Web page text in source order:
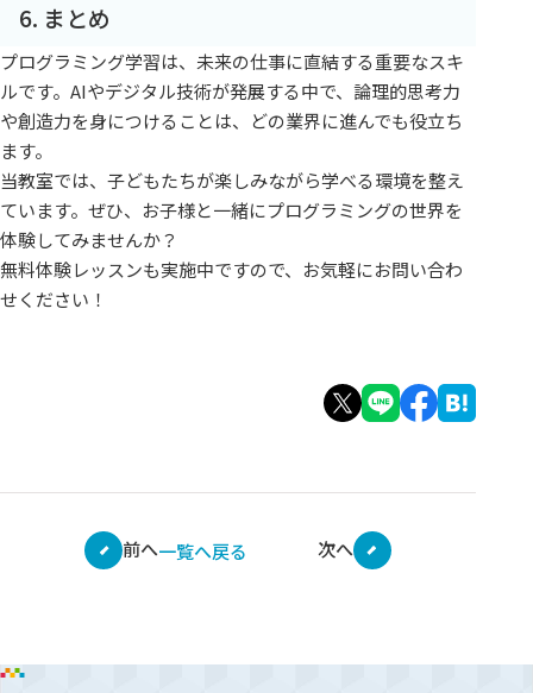
6. まとめ
プログラミング学習は、未来の仕事に直結する重要なスキ
ルです。AIやデジタル技術が発展する中で、論理的思考力
や創造力を身につけることは、どの業界に進んでも役立ち
ます。
当教室では、子どもたちが楽しみながら学べる環境を整え
ています。ぜひ、お子様と一緒にプログラミングの世界を
体験してみませんか？
無料体験レッスンも実施中ですので、お気軽にお問い合わ
せください！
前へ一覧へ戻る 次へ